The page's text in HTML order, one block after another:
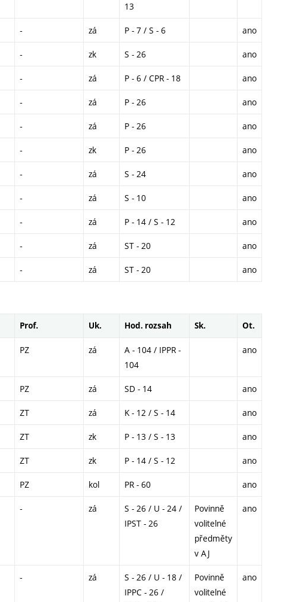
13
- zá P - 7 / S - 6 ano
- zk S - 26 ano
- zá P - 6 / CPR - 18 ano
- zá P - 26 ano
- zá P - 26 ano
- zk P - 26 ano
- zá S - 24 ano
- zá S - 10 ano
- zá P - 14 / S - 12 ano
- zá ST - 20 ano
- zá ST - 20 ano
Prof. Uk. Hod. rozsah Sk. Ot.
PZ zá
A - 104 / IPPR -
104
ano
PZ zá SD - 14 ano
ZT zá K - 12 / S - 14 ano
ZT zk P - 13 / S - 13 ano
ZT zk P - 14 / S - 12 ano
PZ kol PR - 60 ano
- zá
S - 26 / U - 24 /
IPST - 26
Povinně
volitelné
předměty
v AJ
ano
- zá
S - 26 / U - 18 /
IPPC - 26 /
Povinně
volitelné
ano